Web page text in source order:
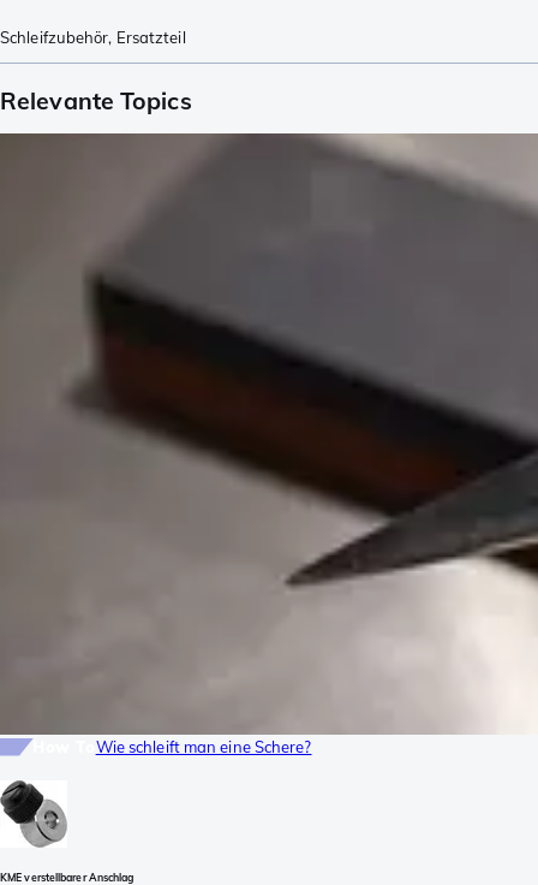
Schleifzubehör, Ersatzteil
Relevante Topics
Wie schleift man eine Schere?
KME verstellbarer Anschlag